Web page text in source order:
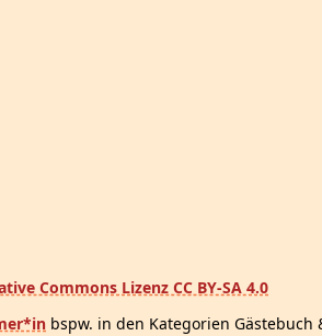
Commons Lizenz CC BY-SA 4.0
bspw. in den Kategorien